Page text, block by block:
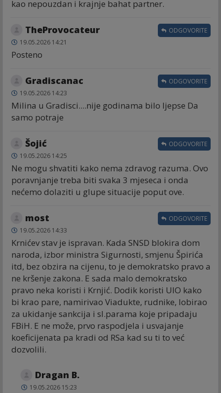
kao nepouzdan i krajnje bahat partner.
TheProvocateur
19.05.2026 14:21
Posteno
ODGOVORITE
Gradiscanac
19.05.2026 14:23
Milina u Gradisci....nije godinama bilo ljepse Da
samo potraje
ODGOVORITE
Šojić
19.05.2026 14:25
Ne mogu shvatiti kako nema zdravog razuma. Ovo
poravnjanje treba biti svaka 3 mjeseca i onda
nećemo dolaziti u glupe situacije poput ove.
ODGOVORITE
most
19.05.2026 14:33
Krnićev stav je ispravan. Kada SNSD blokira dom
naroda, izbor ministra Sigurnosti, smjenu Špirića
itd, bez obzira na cijenu, to je demokratsko pravo a
ne kršenje zakona. E sada malo demokratsko
pravo neka koristi i Krnjić. Dodik koristi UIO kako
bi krao pare, namirivao Viadukte, rudnike, lobirao
za ukidanje sankcija i sl.parama koje pripadaju
FBiH. E ne može, prvo raspodjela i usvajanje
koeficijenata pa kradi od RSa kad su ti to već
dozvolili.
ODGOVORITE
Dragan B.
19.05.2026 15:23